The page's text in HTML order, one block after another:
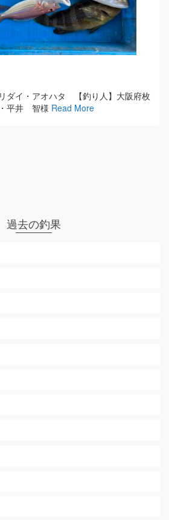
ダイ・アオハタ 【釣り人】大阪府枚
平井 智様 Read More
過去の釣果